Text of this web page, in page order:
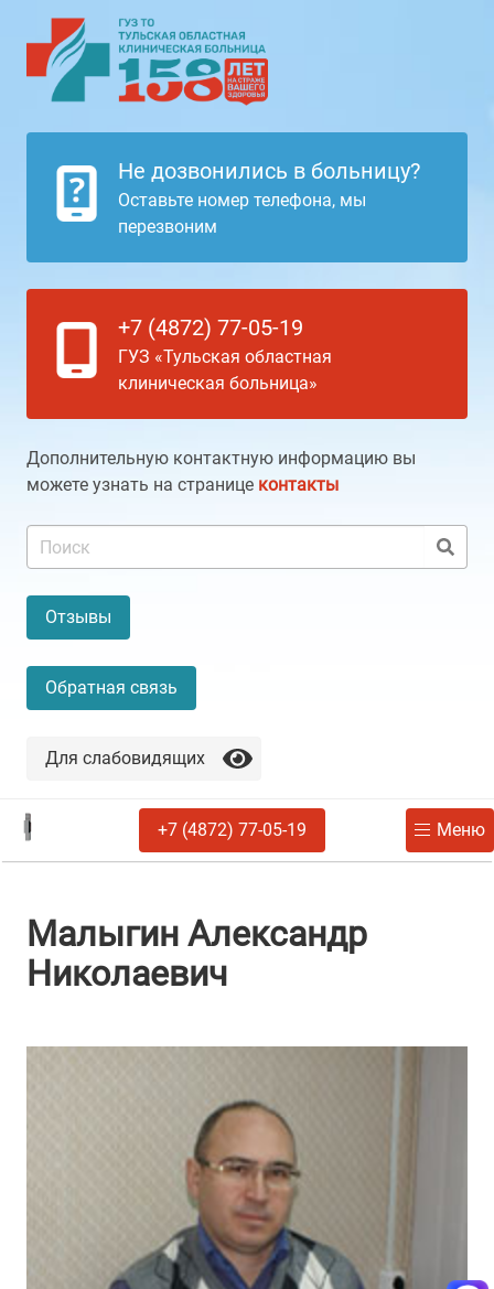
Не дозвонились в больницу?
Оставьте номер телефона, мы
перезвоним
+7 (4872) 77-05-19
ГУЗ «Тульская областная
клиническая больница»
Дополнительную контактную информацию вы
можете узнать на странице контакты
Отзывы
Обратная связь
Для слабовидящих
+7 (4872) 77-05-19 Меню
Малыгин Александр
Николаевич